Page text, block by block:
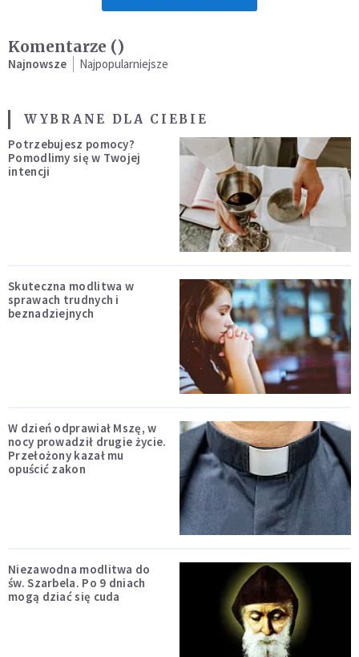
Komentarze ()
Najnowsze Najpopularniejsze
WYBRANE DLA CIEBIE
Potrzebujesz pomocy?
Pomodlimy się w Twojej
intencji
Skuteczna modlitwa w
sprawach trudnych i
beznadziejnych
W dzień odprawiał Mszę, w
nocy prowadził drugie życie.
Przełożony kazał mu
opuścić zakon
Niezawodna modlitwa do
św. Szarbela. Po 9 dniach
mogą dziać się cuda